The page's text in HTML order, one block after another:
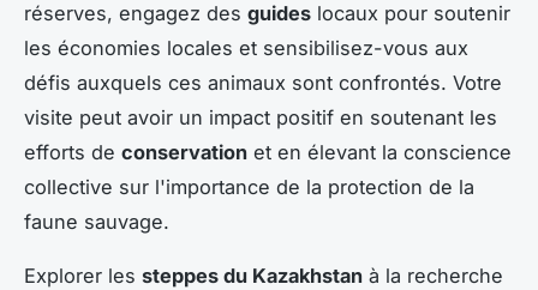
réserves, engagez des guides locaux pour soutenir
les économies locales et sensibilisez-vous aux
défis auxquels ces animaux sont confrontés. Votre
visite peut avoir un impact positif en soutenant les
efforts de conservation et en élevant la conscience
collective sur l'importance de la protection de la
faune sauvage.
Explorer les steppes du Kazakhstan à la recherche